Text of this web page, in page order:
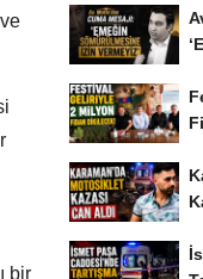
bir